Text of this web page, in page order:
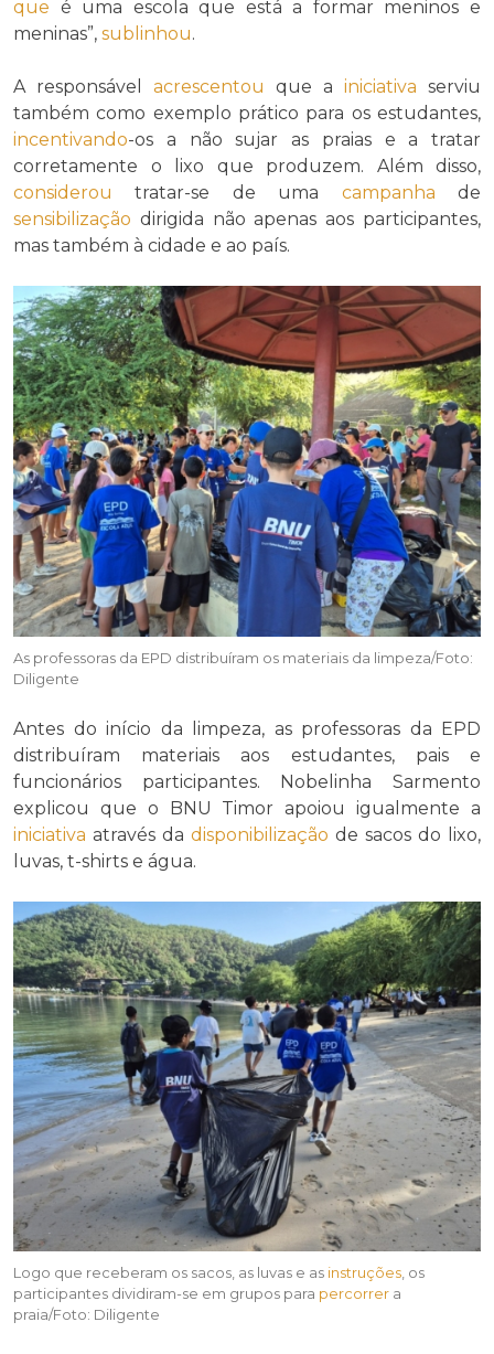
que é uma escola que está a formar meninos e
meninas”, sublinhou.
A responsável acrescentou que a iniciativa serviu
também como exemplo prático para os estudantes,
incentivando-os a não sujar as praias e a tratar
corretamente o lixo que produzem. Além disso,
considerou
tratar-se de uma campanha de
sensibilização dirigida não apenas aos participantes,
mas também à cidade e ao país.
As professoras da EPD distribuíram os materiais da limpeza/Foto:
Diligente
Antes do início da limpeza, as professoras da EPD
distribuíram materiais aos estudantes, pais e
funcionários participantes. Nobelinha Sarmento
explicou que o BNU Timor apoiou igualmente a
iniciativa através da disponibilização de sacos do lixo,
luvas, t-shirts e água.
Logo que receberam os sacos, as luvas e as instruções, os
participantes dividiram-se em grupos para percorrer a
praia/Foto: Diligente